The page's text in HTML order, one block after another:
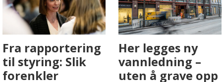
Fenistra endrer
eiendomsbransjen
med AI. Slik ser vi
Det er i
Drammen det
skjer